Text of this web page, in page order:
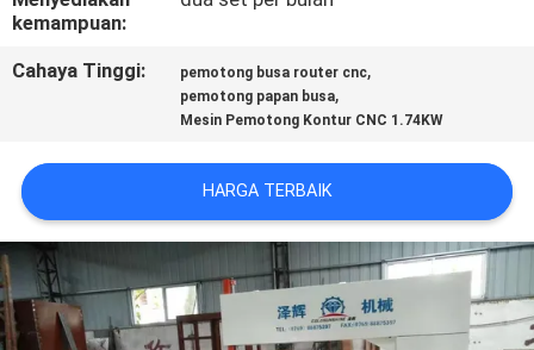
PRIVACY
kemampuan:
Cahaya Tinggi: pemotong busa router cnc,
pemotong papan busa,
Mesin Pemotong Kontur CNC 1.74KW
HARGA TERBAIK